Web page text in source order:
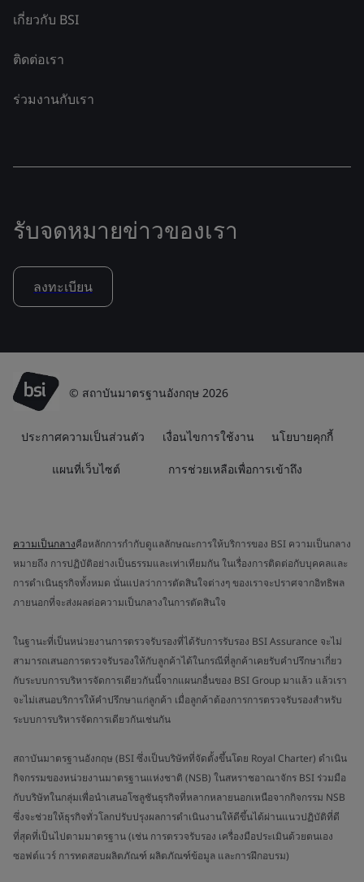
เกี่ยวกับ BSI
ติดต่อเรา
ร่วมงานกับเรา
รับจดหมายข่าวของเรา
ลงทะเบียน
© สถาบันมาตรฐานอังกฤษ 2026
ประกาศความเป็นส่วนตัว เงื่อนไขการใช้งาน นโยบายคุกกี้
แผนที่เว็บไซต์ การช่วยเหลือเพื่อการเข้าถึง
ความเป็นกลางคือหลักการกำกับดูแลลักษณะการให้บริการของ BSI ความเป็นกลาง
หมายถึง การปฏิบัติอย่างเป็นธรรมและเท่าเทียมกัน ในเรื่องการติดต่อกับบุคคลและ
การดำเนินธุรกิจทั้งหมด นั่นแปลว่าการตัดสินใจต่างๆ ของเราจะปราศจากอิทธิพล
ภายนอกที่จะส่งผลต่อความเป็นกลางในการตัดสินใจ
ในฐานะที่เป็นหน่วยงานการตรวจรับรองที่ได้รับการรับรอง BSI Assurance จะไม่
สามารถเสนอการตรวจรับรองให้กับลูกค้าได้ในกรณีที่ลูกค้าเคยรับคำปรึกษาเกี่ยว
กับระบบการบริหารจัดการเดียวกันนี้จากแผนกอื่นของ BSI Group มาแล้ว แล้วเรา
จะไม่เสนอบริการให้คำปรึกษาแก่ลูกค้า เมื่อลูกค้าต้องการการตรวจรับรองสำหรับ
ระบบการบริหารจัดการเดียวกันเช่นกัน
สถาบันมาตรฐานอังกฤษ (BSI ซึ่งเป็นบริษัทที่จัดตั้งขึ้นโดย Royal Charter) ดำเนิน
กิจกรรมของหน่วยงานมาตรฐานแห่งชาติ (NSB) ในสหราชอาณาจักร BSI ร่วมมือ
กับบริษัทในกลุ่มเพื่อนำเสนอโซลูชันธุรกิจที่หลากหลายนอกเหนือจากกิจกรรม NSB
ซึ่งจะช่วยให้ธุรกิจทั่วโลกปรับปรุงผลการดำเนินงานให้ดีขึ้นได้ผ่านแนวปฏิบัติที่ดี
ที่สุดที่เป็นไปตามมาตรฐาน (เช่น การตรวจรับรอง เครื่องมือประเมินด้วยตนเอง
ซอฟต์แวร์ การทดสอบผลิตภัณฑ์ ผลิตภัณฑ์ข้อมูล และการฝึกอบรม)